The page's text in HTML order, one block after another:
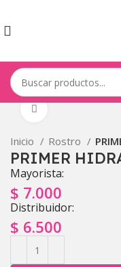
Inicio Rostro
PRIMER
Mayorista:
$ 7.000
Distribuidor:
$ 6.500